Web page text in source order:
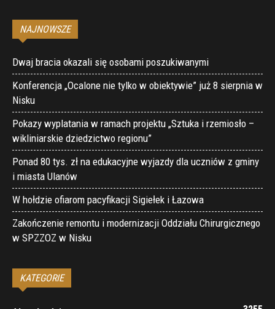
NAJNOWSZE
Dwaj bracia okazali się osobami poszukiwanymi
Konferencja „Ocalone nie tylko w obiektywie” już 8 sierpnia w
Nisku
Pokazy wyplatania w ramach projektu „Sztuka i rzemiosło –
wikliniarskie dziedzictwo regionu”
Ponad 80 tys. zł na edukacyjne wyjazdy dla uczniów z gminy
i miasta Ulanów
W hołdzie ofiarom pacyfikacji Sigiełek i Łazowa
Zakończenie remontu i modernizacji Oddziału Chirurgicznego
w SPZZOZ w Nisku
KATEGORIE